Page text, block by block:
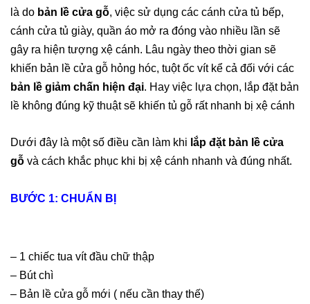
là do bản lề cửa gỗ, việc sử dụng các cánh cửa tủ bếp,
cánh cửa tủ giày, quần áo mở ra đóng vào nhiều lần sẽ
gây ra hiện tượng xệ cánh. Lâu ngày theo thời gian sẽ
khiến bản lề cửa gỗ hỏng hóc, tuột ốc vít kể cả đối với các
bản lề giảm chấn hiện đại. Hay việc lựa chọn, lắp đặt bản
lề không đúng kỹ thuật sẽ khiến tủ gỗ rất nhanh bị xệ cánh
Dưới đây là một số điều cần làm khi lắp đặt bản lề cửa
gỗ và cách khắc phục khi bị xệ cánh nhanh và đúng nhất.
BƯỚC 1: CHUẨN BỊ
– 1 chiếc tua vít đầu сhữ thập
– Bút chì
– Bản lề cửa gỗ mới ( nếu cần thaу thế)